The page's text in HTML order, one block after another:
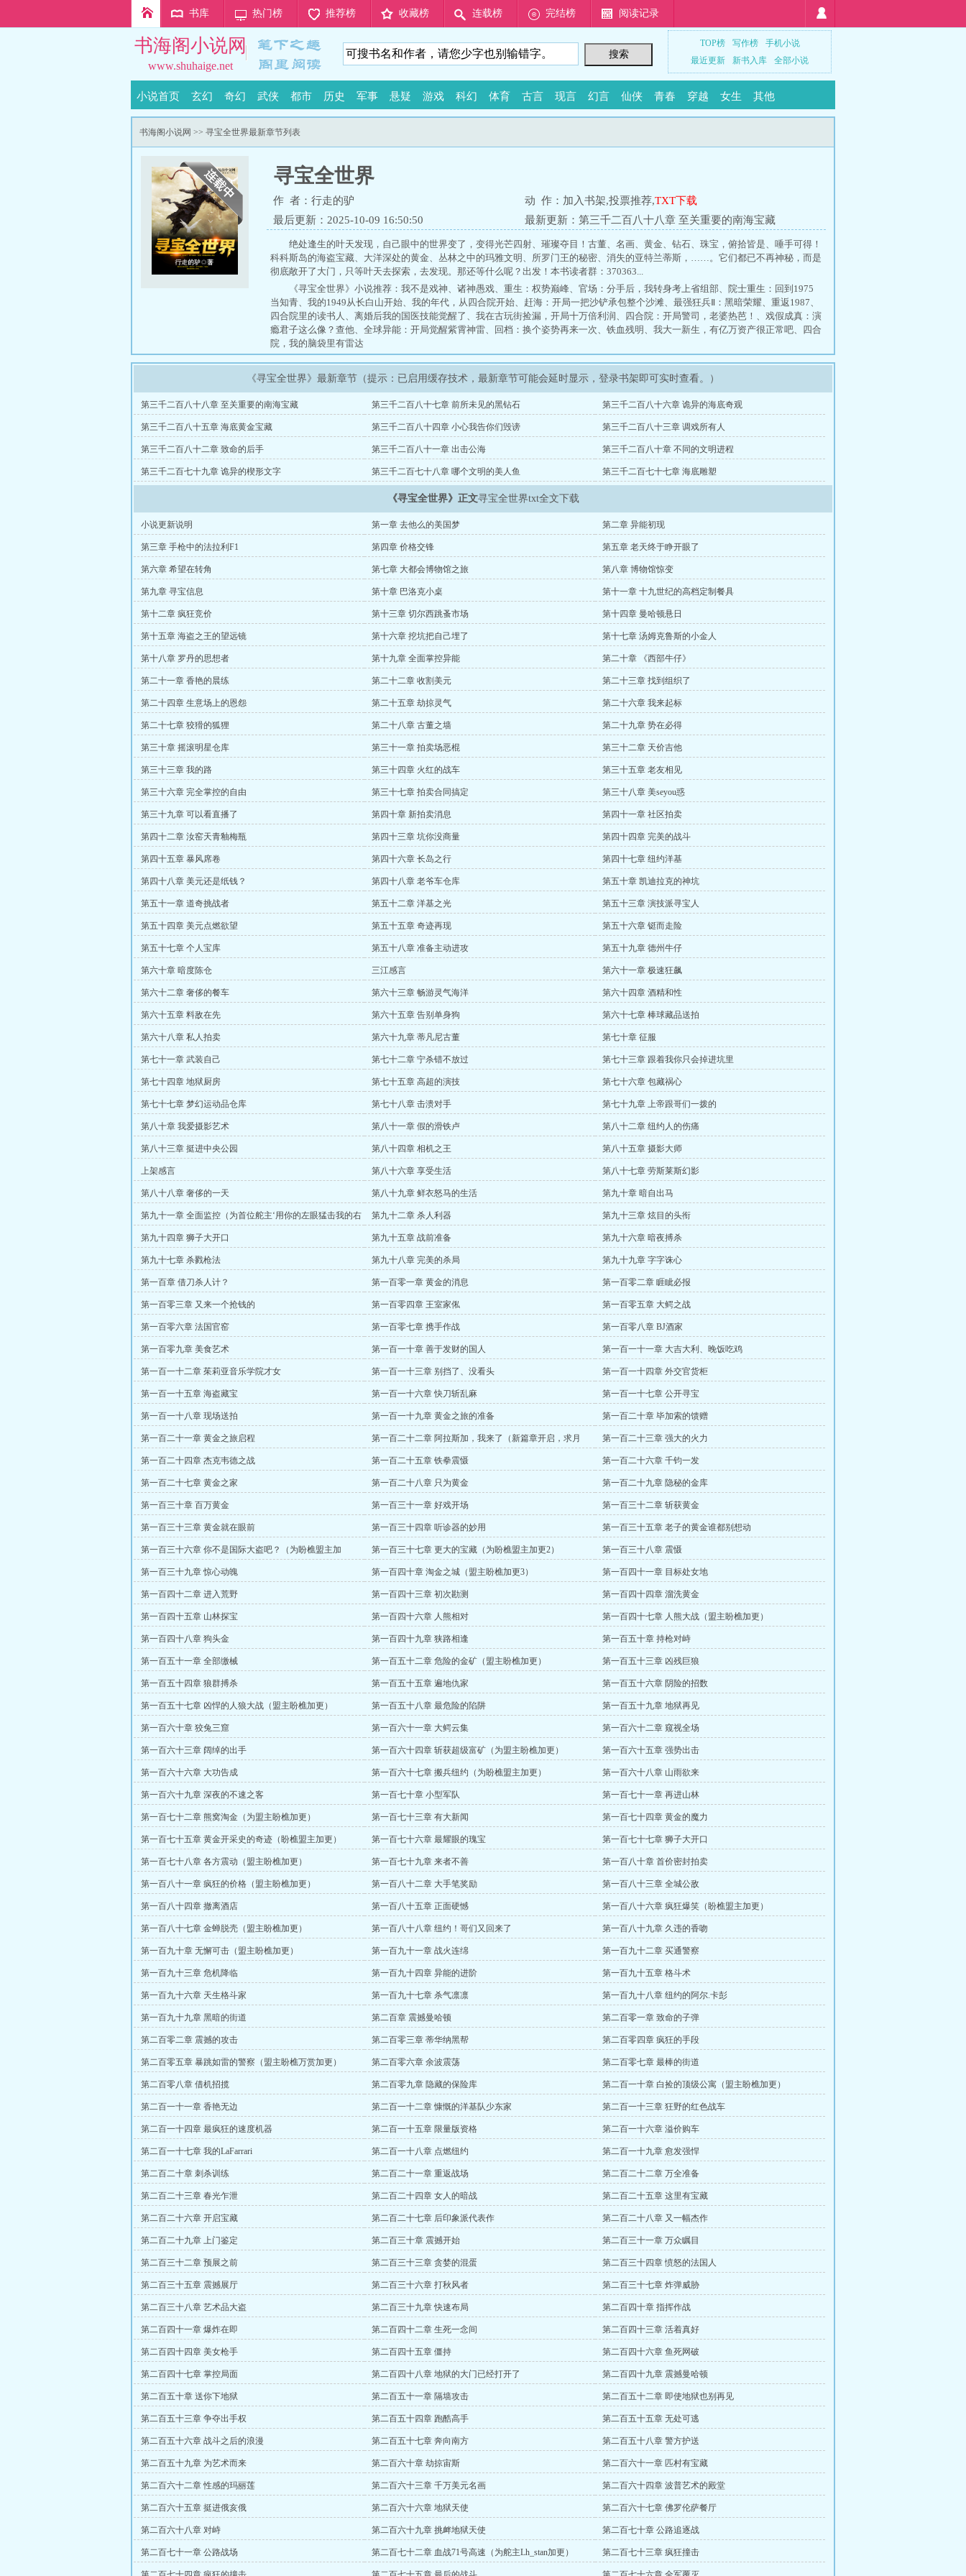
书库 热门榜 推荐榜 收藏榜 连载榜 完结榜 阅读记录
书海阁小说网
www.shuhaige.net
TOP榜 写作榜
手机小说
最近更新
新书入库 全部小说
小说首页 玄幻 奇幻 武侠 都市 历史 军事 悬疑 游戏 科幻 体育 古言 现言 幻言 仙侠 青春 穿越 女生 其他
书海阁小说网 >> 寻宝全世界最新章节列表
寻宝全世界
作 者： 行走的驴 动 作： 加入书架,投票推荐,TXT下载
最后更新：2025-10-09 16:50:50
最新更新： 第三千二百八十八章 至关重要的南海宝藏
绝处逢生的叶天发现，自己眼中的世界变了，变得光芒四射、璀璨夺目！古董、名画、黄金、钻石、珠宝，俯拾皆是、唾手可得！
科科斯岛的海盗宝藏、大洋深处的黄金、丛林之中的玛雅文明、所罗门王的秘密、消失的亚特兰蒂斯，……。它们都已不再神秘，而是
彻底敞开了大门，只等叶天去探索，去发现。那还等什么呢？出发！本书读者群：370363...
《寻宝全世界》小说推荐： 我不是戏神、 诸神愚戏、 重生：权势巅峰、 官场：分手后，我转身考上省组部、 院士重生：回到1975
当知青、 我的1949从长白山开始、 我的年代，从四合院开始、 赶海：开局一把沙铲承包整个沙滩、 最强狂兵Ⅱ：黑暗荣耀、 重返1987、
四合院里的读书人 、 离婚后我的国医技能觉醒了 、 我在古玩街捡漏，开局十万倍利润 、 四合院：开局警司，老婆热芭！ 、 戏假成真：演
瘾君子这么像？查他、 全球异能：开局觉醒紫霄神雷、 回档：换个姿势再来一次、 铁血残明 、 我大一新生，有亿万资产很正常吧、
四合
院，我的脑袋里有雷达
《寻宝全世界》最新章节（提示：已启用缓存技术，最新章节可能会延时显示，登录书架即可实时查看。）
第三千二百八十八章 至关重要的南海宝藏 第三千二百八十七章 前所未见的黑钻石 第三千二百八十六章 诡异的海底奇观
第三千二百八十五章 海底黄金宝藏 第三千二百八十四章 小心我告你们毁谤 第三千二百八十三章 调戏所有人
第三千二百八十二章 致命的后手 第三千二百八十一章 出击公海 第三千二百八十章 不同的文明进程
第三千二百七十九章 诡异的楔形文字 第三千二百七十八章 哪个文明的美人鱼 第三千二百七十七章 海底雕塑
《寻宝全世界》正文寻宝全世界txt全文下载
小说更新说明 第一章 去他么的美国梦 第二章 异能初现
第三章 手枪中的法拉利F1 第四章 价格交锋 第五章 老天终于睁开眼了
第六章 希望在转角 第七章 大都会博物馆之旅 第八章 博物馆惊变
第九章 寻宝信息 第十章 巴洛克小桌 第十一章 十九世纪的高档定制餐具
第十二章 疯狂竞价 第十三章 切尔西跳蚤市场 第十四章 曼哈顿悬日
第十五章 海盗之王的望远镜 第十六章 挖坑把自己埋了 第十七章 汤姆克鲁斯的小金人
第十八章 罗丹的思想者 第十九章 全面掌控异能 第二十章 《西部牛仔》
第二十一章 香艳的晨练 第二十二章 收割美元 第二十三章 找到组织了
第二十四章 生意场上的恩怨 第二十五章 劫掠灵气 第二十六章 我来起标
第二十七章 狡猾的狐狸 第二十八章 古董之墙 第二十九章 势在必得
第三十章 摇滚明星仓库 第三十一章 拍卖场恶棍 第三十二章 天价吉他
第三十三章 我的路 第三十四章 火红的战车 第三十五章 老友相见
第三十六章 完全掌控的自由 第三十七章 拍卖合同搞定 第三十八章 美seyou惑
第三十九章 可以看直播了 第四十章 新拍卖消息 第四十一章 社区拍卖
第四十二章 汝窑天青釉梅瓶 第四十三章 坑你没商量 第四十四章 完美的战斗
第四十五章 暴风席卷 第四十六章 长岛之行 第四十七章 纽约洋基
第四十八章 美元还是纸钱？ 第四十八章 老爷车仓库 第五十章 凯迪拉克的神坑
第五十一章 道奇挑战者 第五十二章 洋基之光 第五十三章 演技派寻宝人
第五十四章 美元点燃欲望 第五十五章 奇迹再现 第五十六章 铤而走险
第五十七章 个人宝库 第五十八章 准备主动进攻 第五十九章 德州牛仔
第六十章 暗度陈仓 三江感言 第六十一章 极速狂飙
第六十二章 奢侈的餐车 第六十三章 畅游灵气海洋 第六十四章 酒精和性
第六十五章 料敌在先 第六十五章 告别单身狗 第六十七章 棒球藏品送拍
第六十八章 私人拍卖 第六十九章 蒂凡尼古董 第七十章 征服
第七十一章 武装自己 第七十二章 宁杀错不放过 第七十三章 跟着我你只会掉进坑里
第七十四章 地狱厨房 第七十五章 高超的演技 第七十六章 包藏祸心
第七十七章 梦幻运动品仓库 第七十八章 击溃对手 第七十九章 上帝跟哥们一拨的
第八十章 我爱摄影艺术 第八十一章 假的滑铁卢 第八十二章 纽约人的伤痛
第八十三章 挺进中央公园 第八十四章 相机之王 第八十五章 摄影大师
上架感言 第八十六章 享受生活 第八十七章 劳斯莱斯幻影
第八十八章 奢侈的一天 第八十九章 鲜衣怒马的生活 第九十章 暗自出马
第九十一章 全面监控（为首位舵主‘用你的左眼猛击我的右
眼’加更）
第九十二章 杀人利器 第九十三章 炫目的头衔
第九十四章 狮子大开口 第九十五章 战前准备 第九十六章 暗夜搏杀
第九十七章 杀戮枪法 第九十八章 完美的杀局 第九十九章 字字诛心
第一百章 借刀杀人计？ 第一百零一章 黄金的消息 第一百零二章 睚眦必报
第一百零三章 又来一个抢钱的 第一百零四章 王室家俬 第一百零五章 大鳄之战
第一百零六章 法国官窑 第一百零七章 携手作战 第一百零八章 BJ酒家
第一百零九章 美食艺术 第一百一十章 善于发财的国人 第一百一十一章 大吉大利、晚饭吃鸡
第一百一十二章 茱莉亚音乐学院才女 第一百一十三章 别挡了、没看头 第一百一十四章 外交官货柜
第一百一十五章 海盗藏宝 第一百一十六章 快刀斩乱麻 第一百一十七章 公开寻宝
第一百一十八章 现场送拍 第一百一十九章 黄金之旅的准备 第一百二十章 毕加索的馈赠
第一百二十一章 黄金之旅启程
第一百二十二章 阿拉斯加，我来了（新篇章开启，求月
票、求推荐）
第一百二十三章 强大的火力
第一百二十四章 杰克韦德之战 第一百二十五章 铁拳震慑 第一百二十六章 千钧一发
第一百二十七章 黄金之家 第一百二十八章 只为黄金 第一百二十九章 隐秘的金库
第一百三十章 百万黄金 第一百三十一章 好戏开场 第一百三十二章 斩获黄金
第一百三十三章 黄金就在眼前 第一百三十四章 听诊器的妙用 第一百三十五章 老子的黄金谁都别想动
第一百三十六章 你不是国际大盗吧？（为盼樵盟主加
更！）
第一百三十七章 更大的宝藏（为盼樵盟主加更2） 第一百三十八章 震慑
第一百三十九章 惊心动魄 第一百四十章 淘金之城（盟主盼樵加更3） 第一百四十一章 目标处女地
第一百四十二章 进入荒野 第一百四十三章 初次勘测 第一百四十四章 溜洗黄金
第一百四十五章 山林探宝 第一百四十六章 人熊相对 第一百四十七章 人熊大战（盟主盼樵加更）
第一百四十八章 狗头金 第一百四十九章 狭路相逢 第一百五十章 持枪对峙
第一百五十一章 全部缴械 第一百五十二章 危险的金矿（盟主盼樵加更） 第一百五十三章 凶残巨狼
第一百五十四章 狼群搏杀 第一百五十五章 遍地仇家 第一百五十六章 阴险的招数
第一百五十七章 凶悍的人狼大战（盟主盼樵加更） 第一百五十八章 最危险的陷阱 第一百五十九章 地狱再见
第一百六十章 狡兔三窟 第一百六十一章 大鳄云集 第一百六十二章 窥视全场
第一百六十三章 阔绰的出手 第一百六十四章 斩获超级富矿（为盟主盼樵加更） 第一百六十五章 强势出击
第一百六十六章 大功告成 第一百六十七章 搬兵纽约（为盼樵盟主加更） 第一百六十八章 山雨欲来
第一百六十九章 深夜的不速之客 第一百七十章 小型军队 第一百七十一章 再进山林
第一百七十二章 熊窝淘金（为盟主盼樵加更） 第一百七十三章 有大新闻 第一百七十四章 黄金的魔力
第一百七十五章 黄金开采史的奇迹（盼樵盟主加更） 第一百七十六章 最耀眼的瑰宝 第一百七十七章 狮子大开口
第一百七十八章 各方震动（盟主盼樵加更） 第一百七十九章 来者不善 第一百八十章 首价密封拍卖
第一百八十一章 疯狂的价格（盟主盼樵加更） 第一百八十二章 大手笔奖励 第一百八十三章 全城公敌
第一百八十四章 撤离酒店 第一百八十五章 正面硬憾 第一百八十六章 疯狂爆笑（盼樵盟主加更）
第一百八十七章 金蝉脱壳（盟主盼樵加更） 第一百八十八章 纽约！哥们又回来了 第一百八十九章 久违的香吻
第一百九十章 无懈可击（盟主盼樵加更） 第一百九十一章 战火连绵 第一百九十二章 买通警察
第一百九十三章 危机降临 第一百九十四章 异能的进阶 第一百九十五章 格斗术
第一百九十六章 天生格斗家 第一百九十七章 杀气凛凛 第一百九十八章 纽约的阿尔.卡彭
第一百九十九章 黑暗的街道 第二百章 震撼曼哈顿 第二百零一章 致命的子弹
第二百零二章 震撼的攻击 第二百零三章 蒂华纳黑帮 第二百零四章 疯狂的手段
第二百零五章 暴跳如雷的警察（盟主盼樵万赏加更） 第二百零六章 余波震荡 第二百零七章 最棒的街道
第二百零八章 借机招揽 第二百零九章 隐藏的保险库 第二百一十章 白捡的顶级公寓（盟主盼樵加更）
第二百一十一章 香艳无边 第二百一十二章 慷慨的洋基队少东家 第二百一十三章 狂野的红色战车
第二百一十四章 最疯狂的速度机器 第二百一十五章 限量版资格 第二百一十六章 溢价购车
第二百一十七章 我的LaFarrari 第二百一十八章 点燃纽约 第二百一十九章 愈发强悍
第二百二十章 刺杀训练 第二百二十一章 重返战场 第二百二十二章 万全准备
第二百二十三章 春光乍泄 第二百二十四章 女人的暗战 第二百二十五章 这里有宝藏
第二百二十六章 开启宝藏 第二百二十七章 后印象派代表作 第二百二十八章 又一幅杰作
第二百二十九章 上门鉴定 第二百三十章 震撼开始 第二百三十一章 万众瞩目
第二百三十二章 预展之前 第二百三十三章 贪婪的混蛋 第二百三十四章 愤怒的法国人
第二百三十五章 震撼展厅 第二百三十六章 打秋风者 第二百三十七章 炸弹威胁
第二百三十八章 艺术品大盗 第二百三十九章 快速布局 第二百四十章 指挥作战
第二百四十一章 爆炸在即 第二百四十二章 生死一念间 第二百四十三章 活着真好
第二百四十四章 美女枪手 第二百四十五章 僵持 第二百四十六章 鱼死网破
第二百四十七章 掌控局面 第二百四十八章 地狱的大门已经打开了 第二百四十九章 震撼曼哈顿
第二百五十章 送你下地狱 第二百五十一章 隔墙攻击 第二百五十二章 即使地狱也别再见
第二百五十三章 争夺出手权 第二百五十四章 跑酷高手 第二百五十五章 无处可逃
第二百五十六章 战斗之后的浪漫 第二百五十七章 奔向南方 第二百五十八章 警方护送
第二百五十九章 为艺术而来 第二百六十章 劫掠宙斯 第二百六十一章 匹村有宝藏
第二百六十二章 性感的玛丽莲 第二百六十三章 千万美元名画 第二百六十四章 波普艺术的殿堂
第二百六十五章 挺进俄亥俄 第二百六十六章 地狱天使 第二百六十七章 佛罗伦萨餐厅
第二百六十八章 对峙 第二百六十九章 挑衅地狱天使 第二百七十章 公路追逐战
第二百七十一章 公路战场 第二百七十二章 血战71号高速（为舵主Lh_stan加更） 第二百七十三章 疯狂撞击